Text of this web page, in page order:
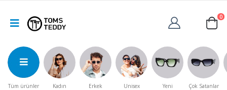
0
Tüm ürünler Kadın Erkek Unisex Yeni Çok Satanlar